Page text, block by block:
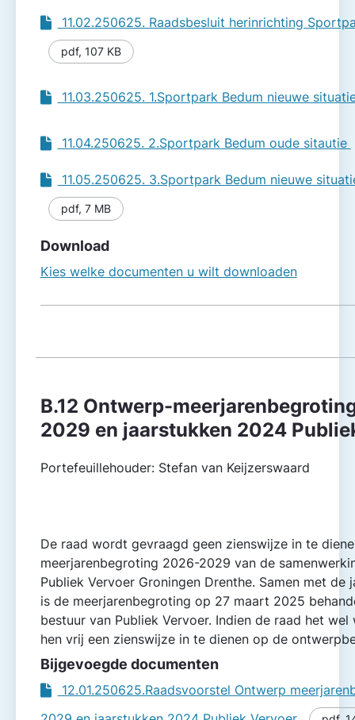
11.02.250625. Raadsbesluit herinrichting
pdf, 107 KB
11.03.250625. 1.Sportpark Bedum nieuwe
11.04.250625. 2.Sportpark Bedum oude sitautie
11.05.250625. 3.Sportpark Bedum nieuwe
pdf, 7 MB
Download
Kies welke documenten u wilt downloaden
B.12 Ontwerp-
2029 en jaarstukken 2024
Portefeuillehouder: Stefan van Keijzerswaard
De raad wordt gevraagd geen zienswijze in te
meerjarenbegroting 2026-2029 van de
Publiek Vervoer Groningen Drenthe. Samen met de
is de meerjarenbegroting op 27 maart 2025
bestuur van Publiek Vervoer. Indien de raad het
hen vrij een zienswijze in te dienen op de
Bijgevoegde documenten
12.01.250625.Raadsvoorstel Ontwerp